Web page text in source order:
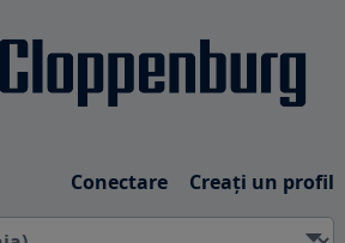
Conectare Creaţi un profil